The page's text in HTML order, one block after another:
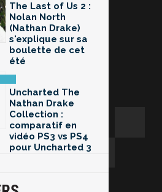
The Last of Us 2 :
Nolan North
(Nathan Drake)
s'explique sur sa
boulette de cet
été
Uncharted The
Nathan Drake
Collection :
comparatif en
vidéo PS3 vs PS4
pour Uncharted 3